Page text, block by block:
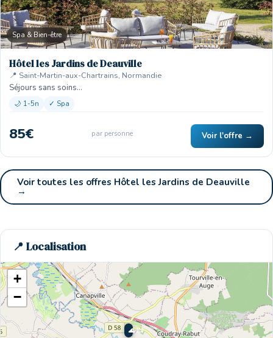
Spa & Bien-être
Hôtel les Jardins de Deauville
📍 Saint-Martin-aux-Chartrains, Normandie
Séjours sans soins…
🌙 1-5n ✓ Spa
85€ par personne Voir l'offre →
Voir toutes les offres Hôtel les Jardins de Deauville
→
📍 Localisation
🌊 Ici
🏨
+
−